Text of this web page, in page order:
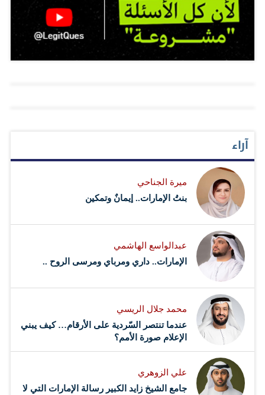
ستعتبرها مناطق أمنية لحماية حلفائها. هل سيعود الأكراد إلى
أحضان النظام السوري والإرادة الروسية، وبالتالي استبدال
موسكو بالولايات المتحدة لمواجهة أنقرة؟ الجواب لا يمكن
منصات التواصل الاجتماعي. مثل هذا التردي الإعلامي كان له
ما يستدعيه في سوق الإعلام آنذاك باعتباره انعكاساً للتردي
السياسي والأزمات العميقة التي عاشتها المفاهيم السياسية
الآخر»، لكن أن يتحول هذا السلوك الذي لا يمت إلى السياسة
أو الإعلام الجاد بصلة إلى منهج سياسي تمارسه دولة
كالشقيقة قطر محكومة بالجغرافيا الخاصة باعتبارها جزءاً
عضوياً من جسد الخليج العربي محكوماً بهويّة خاصة تكاد تكون
مطابقة على المستوى الاجتماعي والديني والثقافي للسعودية
وتشابه كبير بباقي دول الخليج وبفوارق على مستوى تلك
الهويّات المستدامة اجتماعياً وثقافياً…
آراء
ميرة الجناحي
بنتُ الإمارات.. إيمانٌ وتمكين
عبدالواسع الهاشمي
الإمارات.. داري ومرباي ومرسى الروح ..
محمد جلال الريسي
عندما تنتصر السّردية على الأرقام… كيف يبني
الإعلام صورة الأمم؟
علي الزوهري
جامع الشيخ زايد الكبير رسالة الإمارات التي لا